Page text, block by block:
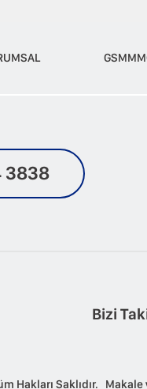
3838
Bizi
Hakları Saklıdır.